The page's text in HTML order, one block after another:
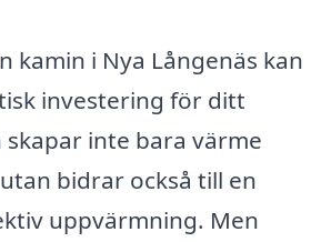
kamin i Nya Långenäs kan
investering för ditt
skapar inte bara värme
bidrar också till en
uppvärmning. Men